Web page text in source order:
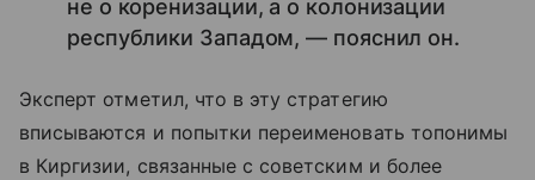
не о коренизации, а о колонизации
республики Западом, — пояснил он.
Эксперт отметил, что в эту стратегию
вписываются и попытки переименовать топонимы
в Киргизии, связанные с советским и более